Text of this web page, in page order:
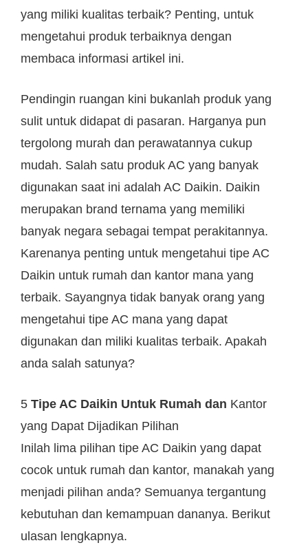
yang miliki kualitas terbaik? Penting, untuk
mengetahui produk terbaiknya dengan
membaca informasi artikel ini.
Pendingin ruangan kini bukanlah produk yang
sulit untuk didapat di pasaran. Harganya pun
tergolong murah dan perawatannya cukup
mudah. Salah satu produk AC yang banyak
digunakan saat ini adalah AC Daikin. Daikin
merupakan brand ternama yang memiliki
banyak negara sebagai tempat perakitannya.
Karenanya penting untuk mengetahui tipe AC
Daikin untuk rumah dan kantor mana yang
terbaik. Sayangnya tidak banyak orang yang
mengetahui tipe AC mana yang dapat
digunakan dan miliki kualitas terbaik. Apakah
anda salah satunya?
5 Tipe AC Daikin Untuk Rumah dan Kantor
yang Dapat Dijadikan Pilihan
Inilah lima pilihan tipe AC Daikin yang dapat
cocok untuk rumah dan kantor, manakah yang
menjadi pilihan anda? Semuanya tergantung
kebutuhan dan kemampuan dananya. Berikut
ulasan lengkapnya.